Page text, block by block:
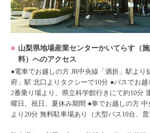
山梨県地場産業センターかいてらす（
料）へのアクセス
●電車でお越しの方 JR中央線「酒折」駅より
府」駅 北口よりタクシーで10分 ●バスでお越
2番乗り場より、県立科学館行きにて約10分
曜日、祝日、夏休み期間 ●車でお越しの方
より20分 無料駐車場あり（大型バス10台、普